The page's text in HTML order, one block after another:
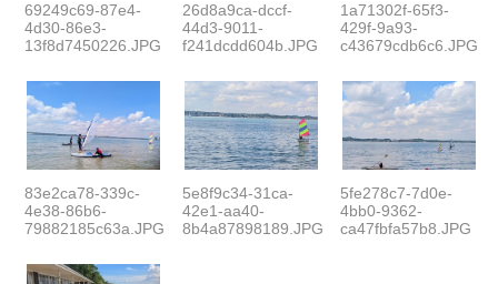
69249c69-87e4-
4d30-86e3-
13f8d7450226.JPG
26d8a9ca-dccf-
44d3-9011-
f241dcdd604b.JPG
1a71302f-65f3-
429f-9a93-
c43679cdb6c6.JPG
83e2ca78-339c-
4e38-86b6-
79882185c63a.JPG
5e8f9c34-31ca-
42e1-aa40-
8b4a87898189.JPG
5fe278c7-7d0e-
4bb0-9362-
ca47fbfa57b8.JPG